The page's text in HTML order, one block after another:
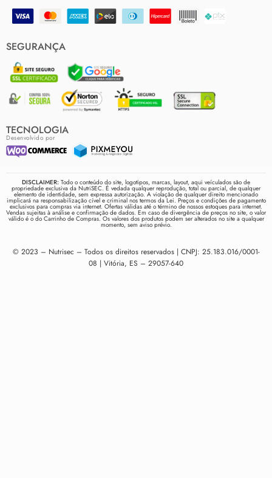
SEGURANÇA
TECNOLOGIA
Desenvolvido por
DISCLAIMER: Todo o conteúdo do site, logotipos, marcas, layout, aqui veículados são de
propriedade exclusiva da NutriSEC. É vedada qualquer reprodução, total ou parcial, de qualquer
elemento de identidade, sem expressa autorização. A violação de qualquer direito mencionado
implicará na responsabilização cível e criminal nos termos da Lei. Preços e condições de pagamento
exclusivos para compras via internet. Ofertas válidas até o término de nossos estoques para internet.
Vendas sujeitas à análise e confirmação de dados. Em caso de divergência de preços no site, o valor
válido é o do Carrinho de Compras. Os valores dos produtos podem ser alterados no site a qualquer
momento, sem aviso prévio.
© 2023 – Nutrisec – Todos os direitos reservados | CNPJ: 25.183.016/0001-
08 | Vitória, ES – 29057-640